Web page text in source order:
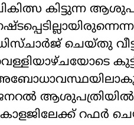
കിട്ടുന്ന
ചെയ്തു
ആശുപത്രിയിൽ
റഫർ